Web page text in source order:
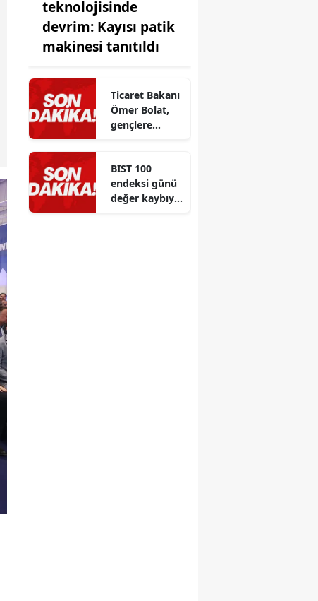
teknolojisinde
devrim: Kayısı patik
makinesi tanıtıldı
Ticaret Bakanı
Ömer Bolat,
gençlere
tercihlerinde
önemli
tavsiyeler
BIST 100
endeksi günü
değer kaybıyla